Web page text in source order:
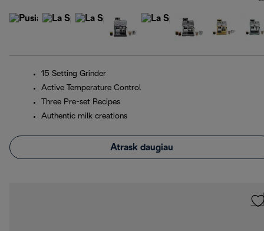
15 Setting Grinder
Active Temperature Control
Three Pre-set Recipes
Authentic milk creations
Atrask daugiau